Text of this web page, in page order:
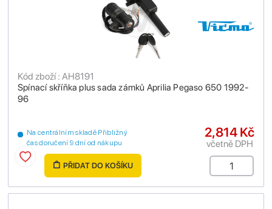
Spínací skříňka plus sada zámků Aprilia Pegaso 650 1992-
96
Kód zboží : AH8191
Na centrálním skladě Přibližný
čas doručení 9 dní od nákupu
2,814 Kč
včetně DPH
PŘIDAT DO KOŠÍKU